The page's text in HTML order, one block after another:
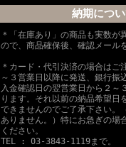
納期につ
＊「在庫あり」の商品も実数が
ので、商品確保後、確認メール
＊カード・代引決済の場合はご
～３営業日以降に発送、銀行振
入金確認日の翌営業日から２～
ります。それ以前の納品希望日
できませんのでご了承下さい。
ありません。）特にお急ぎの場
ください。
TEL : 03-3843-1119まで。